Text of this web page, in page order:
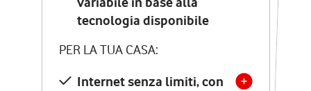
tecnologia disponibile
PER LA TUA CASA:
Internet senza limiti, con
tecnologia disponibile
PER LA TUA CASA:
Internet senza limiti, con
la migliore tecnologia